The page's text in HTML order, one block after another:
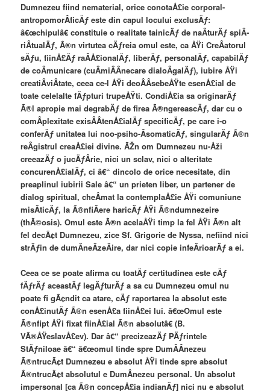
Dumnezeu fiind nematerial, orice conotaÅ£ie corporal-
antropomorÂ­ficÄƒ este din capul locului exclusÄƒ:
â€œchipulâ€ constituie o realitate tainicÄƒ de naÂ­turÄƒ spiÂ­
riÂ­tualÄƒ, Ã®n virtutea cÄƒreia omul este, ca ÅŸi CreÂ­atorul
sÄƒu, fiinÅ£Äƒ raÂ­Å£ionalÄƒ, liberÄƒ, personalÄƒ, capabilÄƒ
de coÂ­municare (cuÂ­miÂ­Â­necare dialoÂ­galÄƒ), iubire ÅŸi
creatiÂ­viÂ­tate, ceea ce-l ÅŸi deoÂ­Â­sebeÅŸte esenÅ£ial de
toate celelalte fÄƒpturi trupeÅŸti. CondiÅ£ia sa originarÄƒ
Ã®l apropie mai degrabÄƒ de firea Ã®ngereascÄƒ, dar cu o
comÂ­plexitate exisÂ­Â­tenÅ£ialÄƒ specificÄƒ, pe care i-o
conferÄƒ unitatea lui noo-psiho-Â­somaticÄƒ, singularÄƒ Ã®n
reÂ­gistrul creaÅ£iei divine. ÃŽn om Dumnezeu nu-Åži
creeazÄƒ o jucÄƒÂ­rie, nici un sclav, nici o alteritate
concurenÅ£ialÄƒ, ci â€“ dincolo de orice necesitate, din
preaplinul iubirii Sale â€“ un prieten liber, un partener de
dialog spiritual, cheÂ­mat la contemplaÅ£ie ÅŸi comuniune
misÂ­ticÄƒ, la Ã®nfiÂ­ere haricÄƒ ÅŸi Ã®ndumnezeire
(thÃ©osis). Omul este Ã®n acelaÅŸi timp la fel ÅŸi Ã®n alt
fel decÃ¢t Dumnezeu, zice Sf. Grigorie de Nyssa, nefiind nici
strÄƒin de dumÂ­neÂ­zeÂ­ire, dar nici copie infeÂ­rioarÄƒ a ei.
Ceea ce se poate afirma cu toatÄƒ certitudinea este cÄƒ
fÄƒrÄƒ aceastÄƒ legÄƒturÄƒ a sa cu Dumnezeu omul nu
poate fi gÃ¢ndit ca atare, cÄƒ raportarea la absolut este
conÅ£inutÄƒ Ã®n esenÅ£a fiinÅ£ei lui. â€œOmul este
Ã®nfipt ÅŸi fixat fiinÅ£ial Ã®n absolutâ€ (B.
VÃ®ÅŸeslavÅ£ev). Dar â€“ precizeazÄƒ PÄƒrintele
StÄƒniloae â€“ â€œomul tinde spre DumÂ­Â­nezeu
Ã®ntrucÃ¢t Dumnezeu e absolut ÅŸi tinde spre absolut
Ã®ntrucÃ¢t absolutul e DumÂ­nezeu personal. Un absolut
impersonal [ca Ã®n concepÅ£ia indianÄƒ] nici nu e absolut